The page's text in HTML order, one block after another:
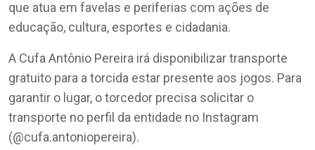
que atua em favelas e periferias com ações de
educação, cultura, esportes e cidadania.
A Cufa Antônio Pereira irá disponibilizar transporte
gratuito para a torcida estar presente aos jogos. Para
garantir o lugar, o torcedor precisa solicitar o
transporte no perfil da entidade no Instagram
(@cufa.antoniopereira).